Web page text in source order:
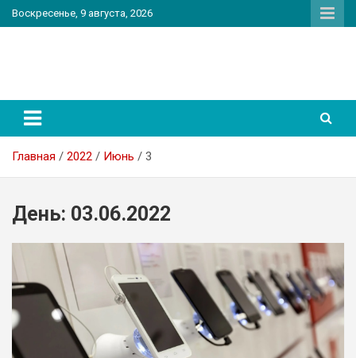
Перейти
к
Воскресенье, 9 августа, 2026
Главная 2022 Июнь 3
День: 03.06.2022